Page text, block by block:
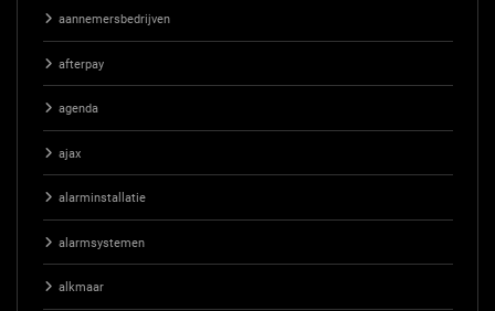
aannemersbedrijven
afterpay
agenda
ajax
alarminstallatie
alarmsystemen
alkmaar